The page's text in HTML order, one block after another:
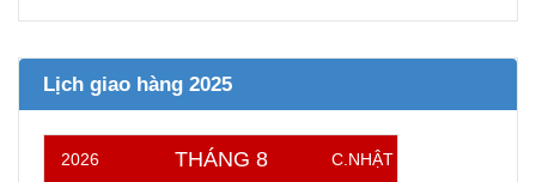
Lịch giao hàng 2025
2026 THÁNG 8 C.NHẬT